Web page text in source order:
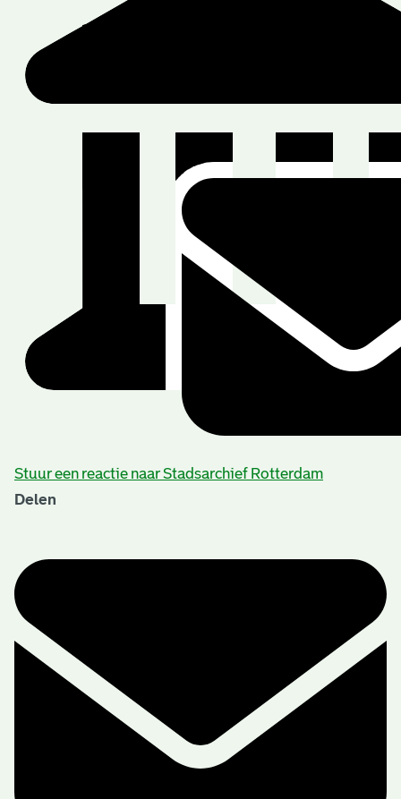
Stuur een reactie naar Stadsarchief Rotterdam
Delen